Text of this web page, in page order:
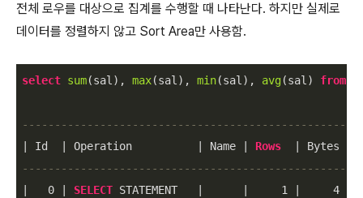
전체 로우를 대상으로 집계를 수행할 때 나타난다. 하지만 실제로
데이터를 정렬하지 않고 Sort Area만 사용함.
select sum(sal), max(sal), min(sal), avg(sal) from
Id Operation Name Rows Bytes
0 SELECT STATEMENT 1 4